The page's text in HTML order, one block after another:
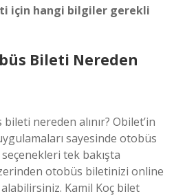
için hangi bilgiler gerekli
Bileti Nereden
nereden alınır? Obilet’in
sayesinde otobüs
tek bakışta
otobüs biletinizi online
Kamil Koç bilet